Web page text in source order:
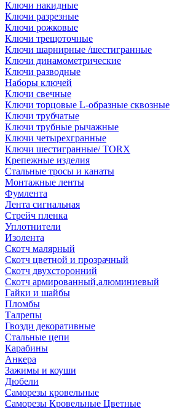
Ключи накидные
Ключи разрезные
Ключи рожковые
Ключи трещоточные
Ключи шарнирные /шестигранные
Ключи динамометрические
Ключи разводные
Наборы ключей
Ключи свечные
Ключи торцовые L-образные сквозные
Ключи трубчатые
Ключи трубные рычажные
Ключи четырехгранные
Ключи шестигранные/ TORX
Крепежные изделия
Стальные тросы и канаты
Монтажные ленты
Фумлента
Лента сигнальная
Стрейч пленка
Уплотнители
Изолента
Скотч малярный
Скотч цветной и прозрачный
Скотч двухсторонний
Скотч армированный,алюминиевый
Гайки и шайбы
Пломбы
Талрепы
Гвозди декоративные
Стальные цепи
Карабины
Анкера
Зажимы и коуши
Дюбели
Саморезы кровельные
Саморезы Кровельные Цветные